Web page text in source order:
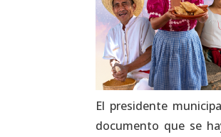
El presidente
documento que se